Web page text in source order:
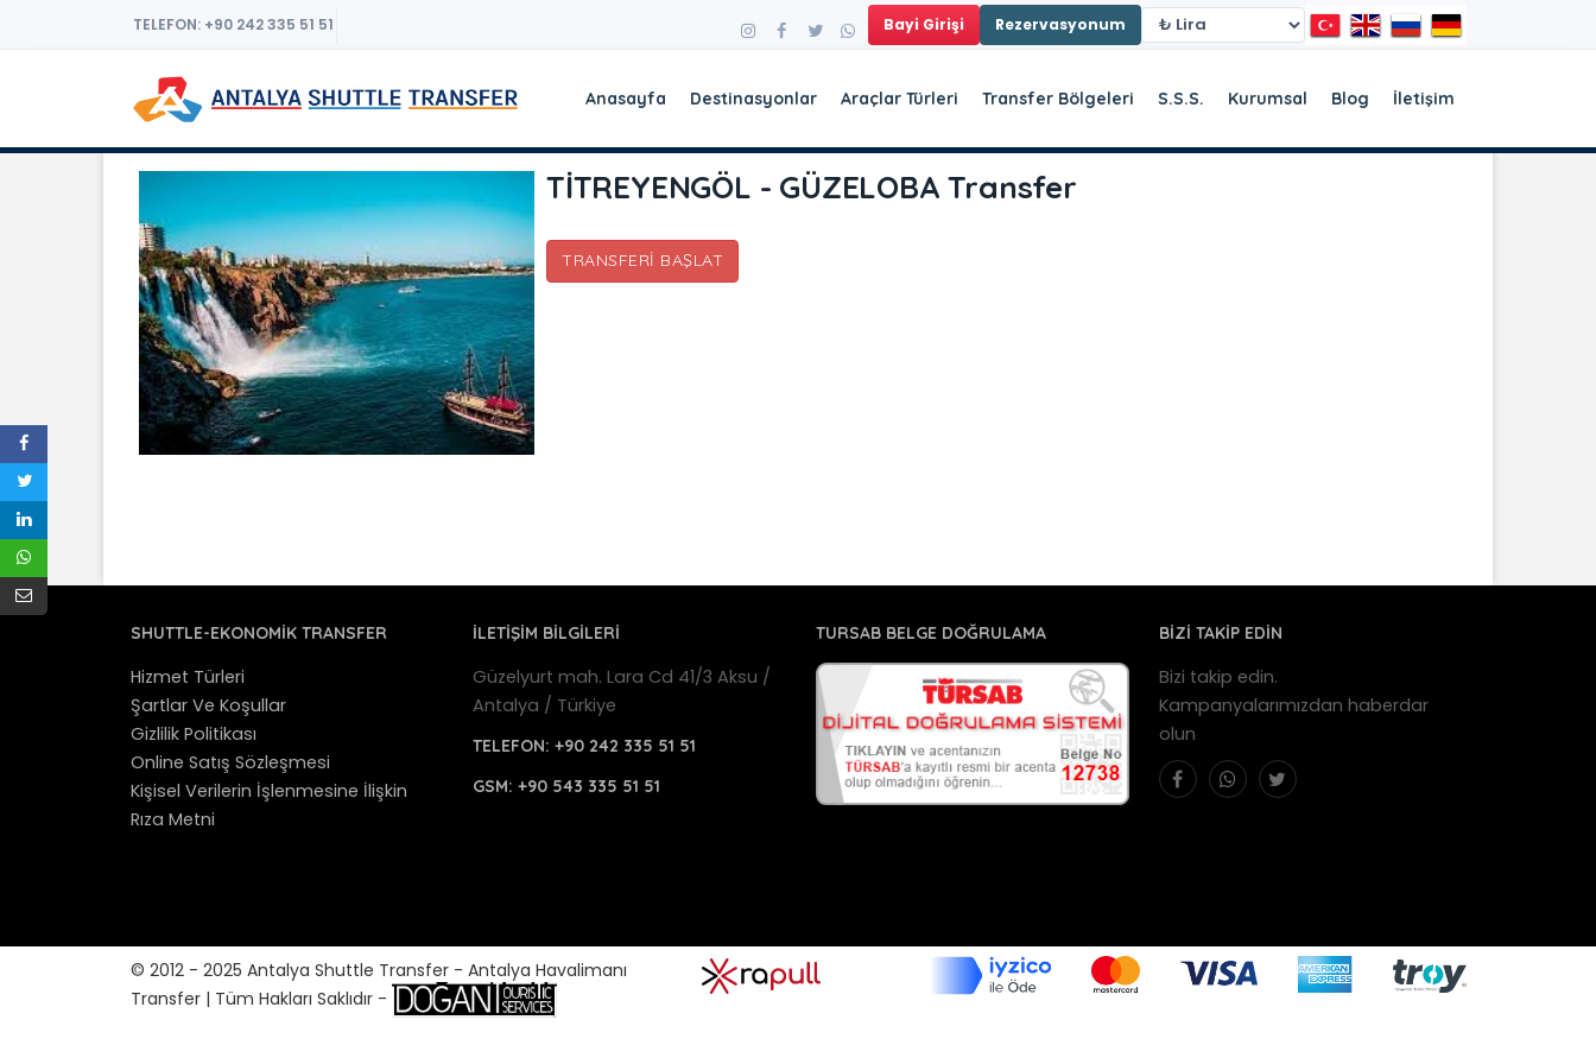
TELEFON: +90 242 335 51 51 Bayi Girişi Rezervasyonum
Anasayfa Destinasyonlar Araçlar Türleri Transfer Bölgeleri S.S.S. Kurumsal Blog İletişim
TİTREYENGÖL - GÜZELOBA Transfer
TRANSFERI BAŞLAT
SHUTTLE-EKONOMIK TRANSFER
Hizmet Türleri
Şartlar Ve Koşullar
Gizlilik Politikası
Online Satış Sözleşmesi
Kişisel Verilerin İşlenmesine İlişkin
Rıza Metni
İLETİŞİM BİLGİLERİ
Güzelyurt mah. Lara Cd 41/3 Aksu /
Antalya / Türkiye
TELEFON:+90 242 335 51 51
GSM:+90 543 335 51 51
TURSAB BELGE DOĞRULAMA BİZİ TAKİP EDİN
Bizi takip edin.
Kampanyalarımızdan haberdar
olun
© 2012 - 2025 Antalya Shuttle Transfer - Antalya Havalimanı
Transfer | Tüm Hakları Saklıdır -